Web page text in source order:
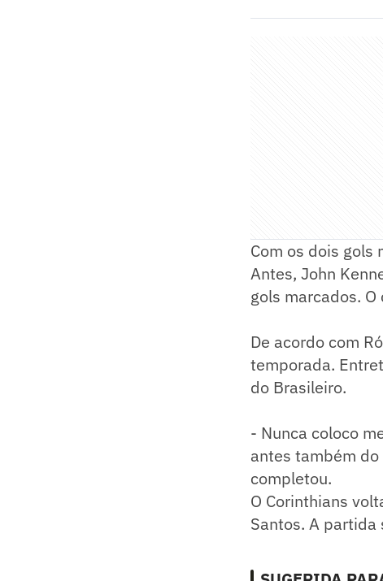
Com os dois gols
Antes, John
gols marcados.
De acordo com
temporada.
do Brasileiro.
- Nunca coloco
antes também
completou.
O Corinthians
Santos. A partida